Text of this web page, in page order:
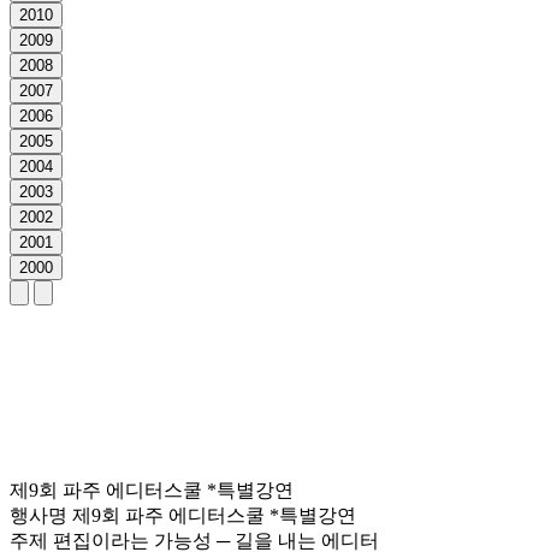
2010
2009
2008
2007
2006
2005
2004
2003
2002
2001
2000
제9회 파주 에디터스쿨 *특별강연
행사명 제9회 파주 에디터스쿨 *특별강연
주제 편집이라는 가능성 ─ 길을 내는 에디터